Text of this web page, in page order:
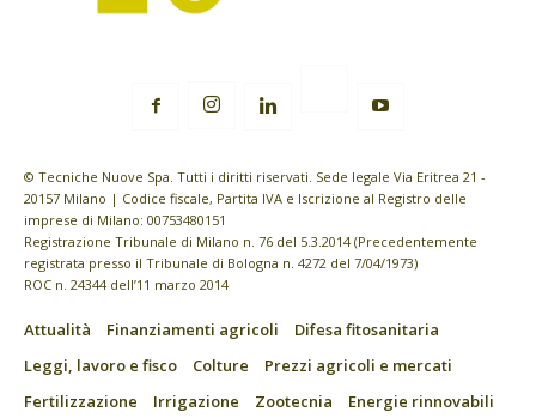
© Tecniche Nuove Spa. Tutti i diritti riservati. Sede legale Via Eritrea 21 -
20157 Milano | Codice fiscale, Partita IVA e Iscrizione al Registro delle
imprese di Milano: 00753480151
Registrazione Tribunale di Milano n. 76 del 5.3.2014 (Precedentemente
registrata presso il Tribunale di Bologna n. 4272 del 7/04/1973)
ROC n. 24344 dell’11 marzo 2014
Attualità Finanziamenti agricoli
Difesa fitosanitaria
Leggi, lavoro e fisco
Colture
Prezzi agricoli e mercati
Fertilizzazione
Irrigazione Zootecnia
Energie rinnovabili